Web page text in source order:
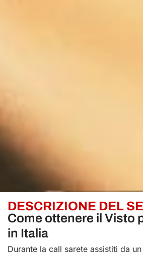
DESCRIZIONE DEL
Come ottenere il Visto
in Italia
Durante la call sarete assistiti da